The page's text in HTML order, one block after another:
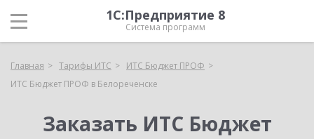
1С:Предприятие 8
Система программ
Главная Тарифы ИТС
ИТС Бюджет ПРОФ
ИТС Бюджет ПРОФ в Белореченске
Заказать ИТС Бюджет